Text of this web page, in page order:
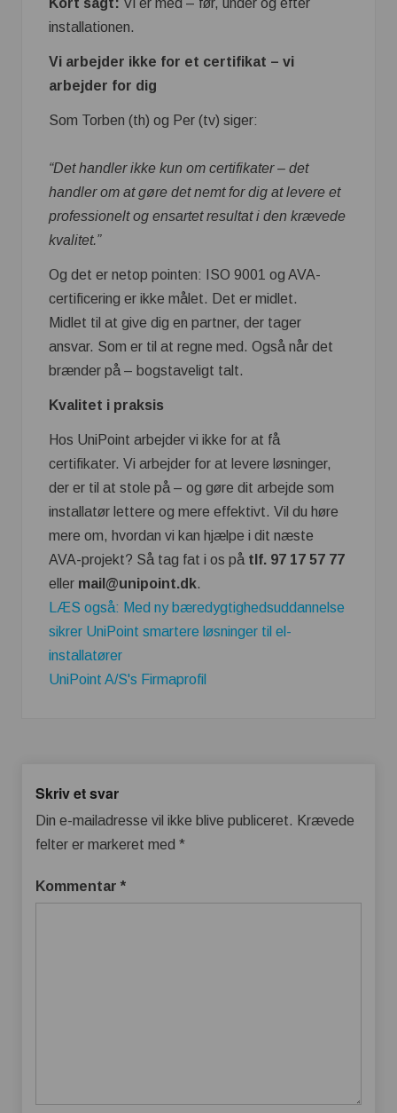
Kort sagt: Vi er med – før, under og efter
installationen.
Vi arbejder ikke for et certifikat – vi
arbejder for dig
Som Torben (th) og Per (tv) siger:
“Det handler ikke kun om certifikater – det
handler om at gøre det nemt for dig at levere et
professionelt og ensartet resultat i den krævede
kvalitet.”
Og det er netop pointen: ISO 9001 og AVA-
certificering er ikke målet. Det er midlet.
Midlet til at give dig en partner, der tager
ansvar. Som er til at regne med. Også når det
brænder på – bogstaveligt talt.
Kvalitet i praksis
Hos UniPoint arbejder vi ikke for at få
certifikater. Vi arbejder for at levere løsninger,
der er til at stole på – og gøre dit arbejde som
installatør lettere og mere effektivt. Vil du høre
mere om, hvordan vi kan hjælpe i dit næste
AVA-projekt? Så tag fat i os på tlf. 97 17 57 77
eller mail@unipoint.dk.
LÆS også: Med ny bæredygtighedsuddannelse
sikrer UniPoint smartere løsninger til el-
installatører
UniPoint A/S's Firmaprofil
Skriv et svar
Din e-mailadresse vil ikke blive publiceret. Krævede
felter er markeret med *
Kommentar *